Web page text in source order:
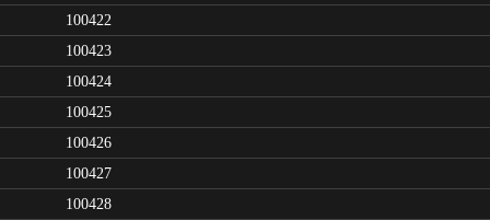
100422
100423
100424
100425
100426
100427
100428